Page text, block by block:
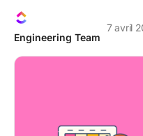
Engineering Team
7 avril